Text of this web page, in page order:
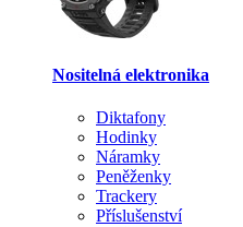
Nositelná elektronika
Diktafony
Hodinky
Náramky
Peněženky
Trackery
Příslušenství